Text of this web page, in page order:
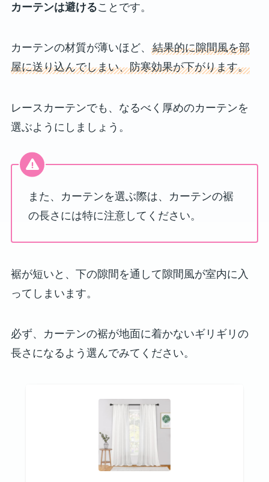
カーテンは避けることです。
カーテンの材質が薄いほど、 結果的に隙間風を部
屋に送り込んでしまい、防寒効果が下がります。
レースカーテンでも、なるべく厚めのカーテンを
選ぶようにしましょう。
また、カーテンを選ぶ際は、カーテンの裾
の長さには特に注意してください。
裾が短いと、下の隙間を通して隙間風が室内に入
ってしまいます。
必ず、カーテンの裾が地面に着かないギリギリの
長さになるよう選んでみてください。